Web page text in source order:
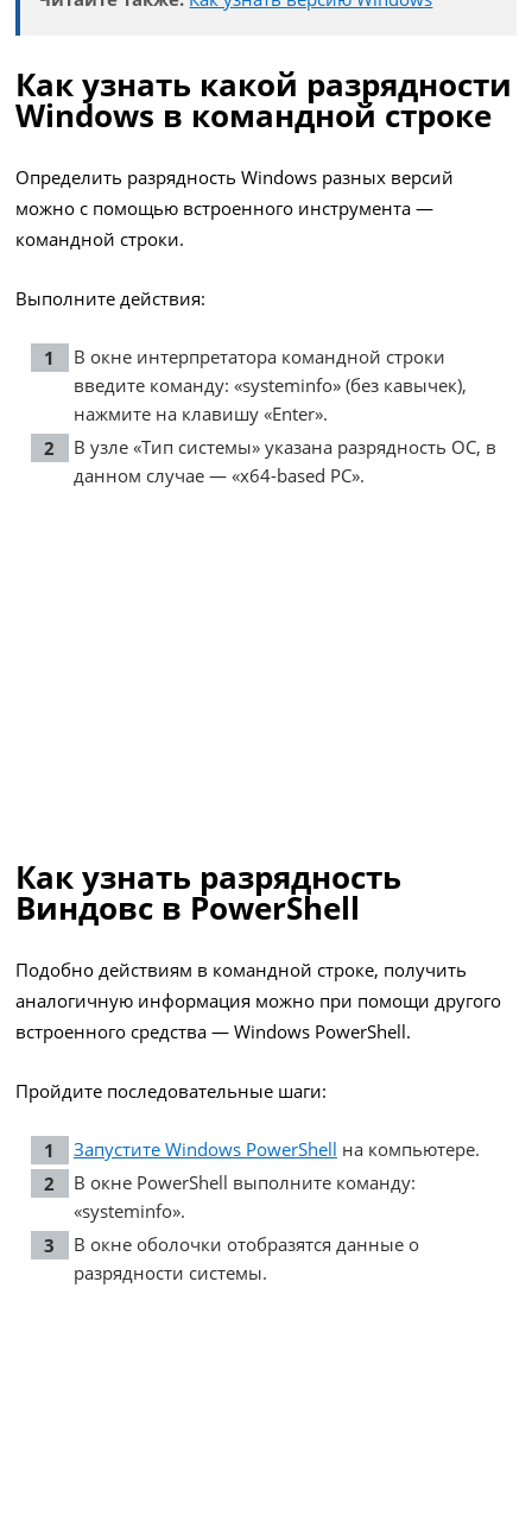
Как узнать какой разрядности
Windows в командной строке
Определить разрядность Windows разных версий
можно с помощью встроенного инструмента —
командной строки.
Выполните действия:
В окне интерпретатора командной строки
введите команду: «systeminfo» (без кавычек),
нажмите на клавишу «Enter».
В узле «Тип системы» указана разрядность ОС, в
данном случае — «x64-based PC».
Как узнать разрядность
Виндовс в PowerShell
Подобно действиям в командной строке, получить
аналогичную информация можно при помощи другого
встроенного средства — Windows PowerShell.
Пройдите последовательные шаги:
Запустите Windows PowerShell на компьютере.
В окне PowerShell выполните команду:
«systeminfo».
В окне оболочки отобразятся данные о
разрядности системы.